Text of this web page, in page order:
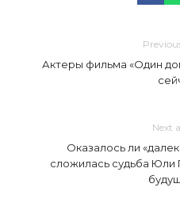
Актеры фильма «Один
Next
Оказалось ли
сложилась судьба Юли